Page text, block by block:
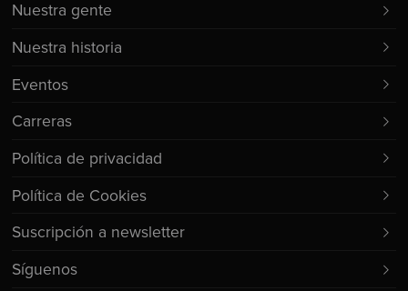
Nuestra gente
Nuestra historia
Eventos
Carreras
Política de privacidad
Política de Cookies
Suscripción a newsletter
Síguenos